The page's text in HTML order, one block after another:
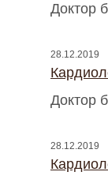
Доктор
28.12.2019
Доктор
28.12.2019